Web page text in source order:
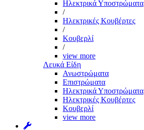
Ηλεκτρικά Υποστρώματα
/
Ηλεκτρικές Κουβέρτες
/
Κουβερλί
/
view more
Λευκά Είδη
Ανωστρώματα
Επιστρώματα
Ηλεκτρικά Υποστρώματα
Ηλεκτρικές Κουβέρτες
Κουβερλί
view more